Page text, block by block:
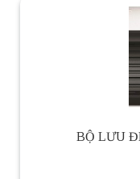
BỘ LƯU